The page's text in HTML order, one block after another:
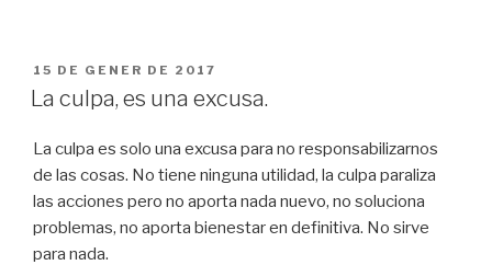
PUBLICAT
A
15 DE GENER DE 2017
La culpa, es una excusa.
La culpa es solo una excusa para no responsabilizarnos
de las cosas. No tiene ninguna utilidad, la culpa paraliza
las acciones pero no aporta nada nuevo, no soluciona
problemas, no aporta bienestar en definitiva. No sirve
para nada.